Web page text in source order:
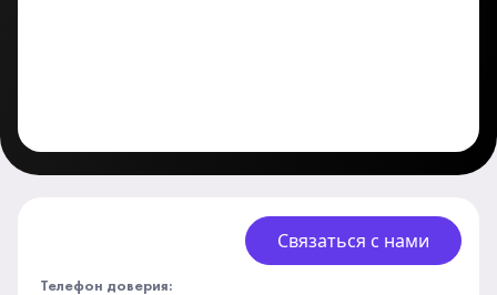
Связаться с нами
Телефон доверия: